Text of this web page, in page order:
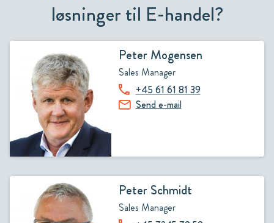
løsninger til E-handel?
Peter Mogensen
Sales Manager
+45 61 61 81 39
Send e-mail
Peter Schmidt
Sales Manager